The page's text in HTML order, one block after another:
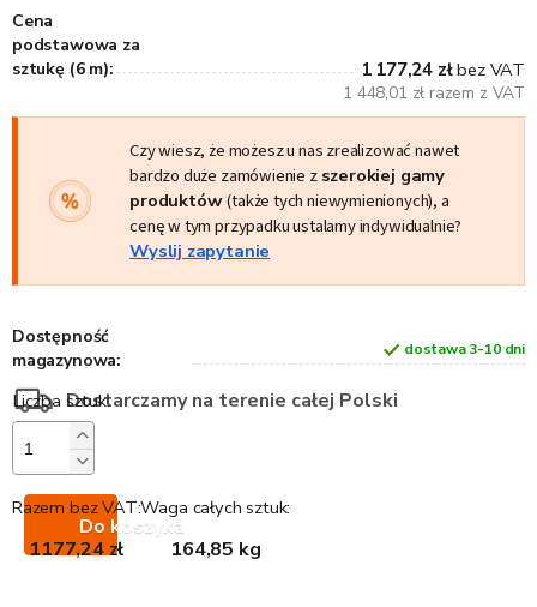
Cena
podstawowa za
sztukę (6 m):
1 177,24 złbez VAT
1 448,01 zł razem z VAT
Czy wiesz, że możesz u nas zrealizować nawet
bardzo duże zamówienie z szerokiej gamy
produktów(także tych niewymienionych), a
cenę w tym przypadku ustalamy indywidualnie?
Wyslij zapytanie
Dostępność
magazynowa:
dostawa 3-10 dni
Dostarczamy na terenie całej Polski
Do koszyka
Waga całych sztuk:
164,85 kg
Razem bez VAT:
1177,24 zł